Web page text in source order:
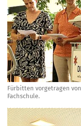
Fürbitten vorgetragen
Fachschule.